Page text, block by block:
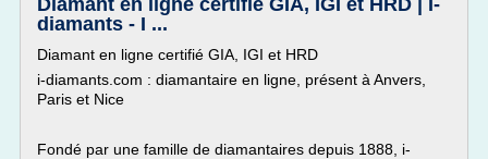
Diamant en ligne certifié GIA, IGI et HRD | I-
diamants - I ...
Diamant en ligne certifié GIA, IGI et HRD
i-diamants.com : diamantaire en ligne, présent à Anvers,
Paris et Nice
Fondé par une famille de diamantaires depuis 1888, i-